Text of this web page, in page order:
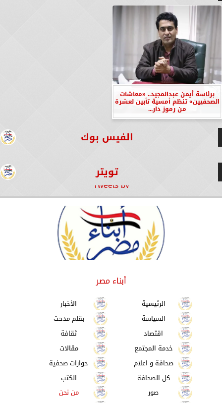
برئاسة أيمن عبدالمجيد.. «معاشات
الصحفيين» تنظم أمسية تأبين لعشرة
من رموز دار...
الفيس بوك
تويتر
Tweets by
أبناء مصر
الرئيسية
الأخبار
السياسة
بقلم مدحت
اقتصاد
ثقافة
خدمة المجتمع
مقالات
صحافة و اعلام
حوارات صحفية
كل الصحافة
الكتب
صور
من نحن